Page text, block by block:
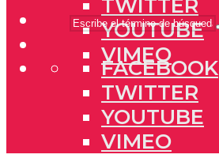
TWITTER
YOUTUBE
VIMEO
FACEBOOK
TWITTER
YOUTUBE
VIMEO